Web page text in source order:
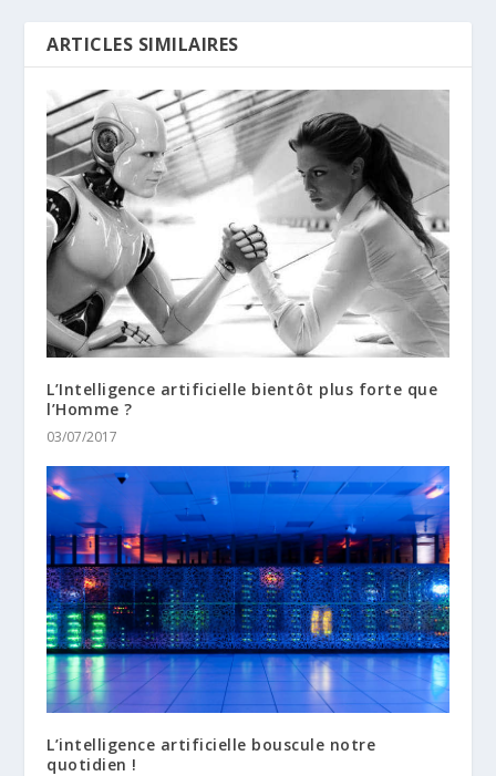
ARTICLES SIMILAIRES
L’Intelligence artificielle bientôt plus forte que
l’Homme ?
03/07/2017
L’intelligence artificielle bouscule notre
quotidien !